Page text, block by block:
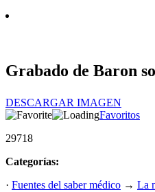
Grabado de Baron
DESCARGAR IMAGEN
Favoritos
29718
Categorías:
· Fuentes del saber médico → La